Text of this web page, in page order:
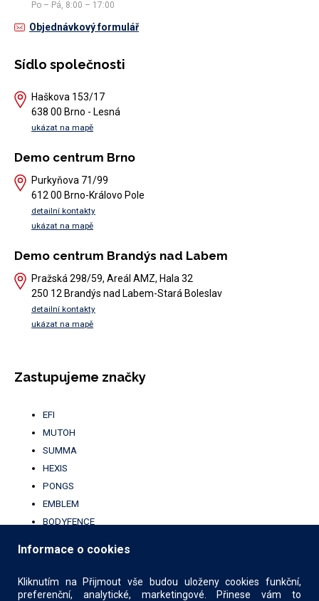
Po – Pá, 8:00 – 17:00
Objednávkový formulář
Sídlo společnosti
Haškova 153/17
638 00 Brno - Lesná
ukázat na mapě
Demo centrum Brno
Purkyňova 71/99
612 00 Brno-Královo Pole
detailní kontakty
ukázat na mapě
Demo centrum Brandýs nad Labem
Pražská 298/59, Areál AMZ, Hala 32
250 12 Brandýs nad Labem-Stará Boleslav
detailní kontakty
ukázat na mapě
Zastupujeme značky
EFI
MUTOH
SUMMA
HEXIS
PONGS
EMBLEM
BODYFENCE
KALA
Informace o cookies
Kliknutím na Přijmout vše budou uloženy cookies funkční,
preferenční, analytické, marketingové. Přinese vám to